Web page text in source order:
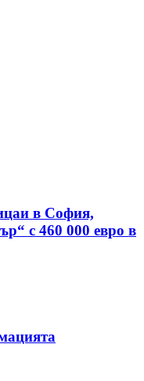
в София,
с 460 000 евро в